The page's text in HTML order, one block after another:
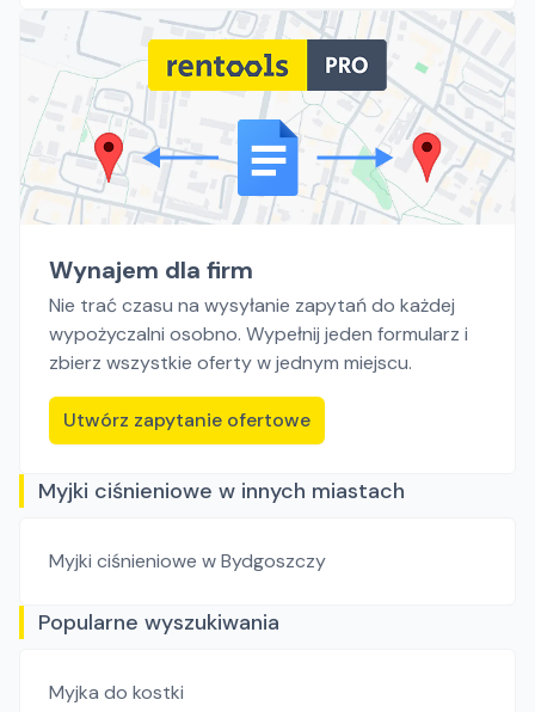
Wynajem dla firm
Nie trać czasu na wysyłanie zapytań do każdej
wypożyczalni osobno. Wypełnij jeden formularz i
zbierz wszystkie oferty w jednym miejscu.
Utwórz zapytanie ofertowe
Myjki ciśnieniowe w innych miastach
Myjki ciśnieniowe w Bydgoszczy
Popularne wyszukiwania
Myjka do kostki